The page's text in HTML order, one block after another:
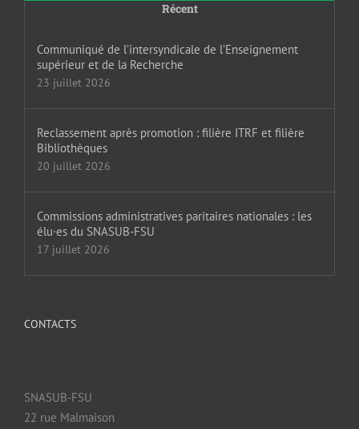
Récent
Communiqué de l’intersyndicale de l’Enseignement
supérieur et de la Recherche
23 juillet 2026
Reclassement après promotion : filière ITRF et filière
Bibliothèques
20 juillet 2026
Commissions administratives paritaires nationales : les
élu·es du SNASUB-FSU
17 juillet 2026
CONTACTS
SNASUB-FSU
22 rue Malmaison